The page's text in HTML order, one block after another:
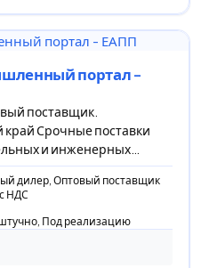
портал -
поставщик.
Срочные поставки
и инженерных
дилер, Оптовый поставщик
НДС
Под реализацию